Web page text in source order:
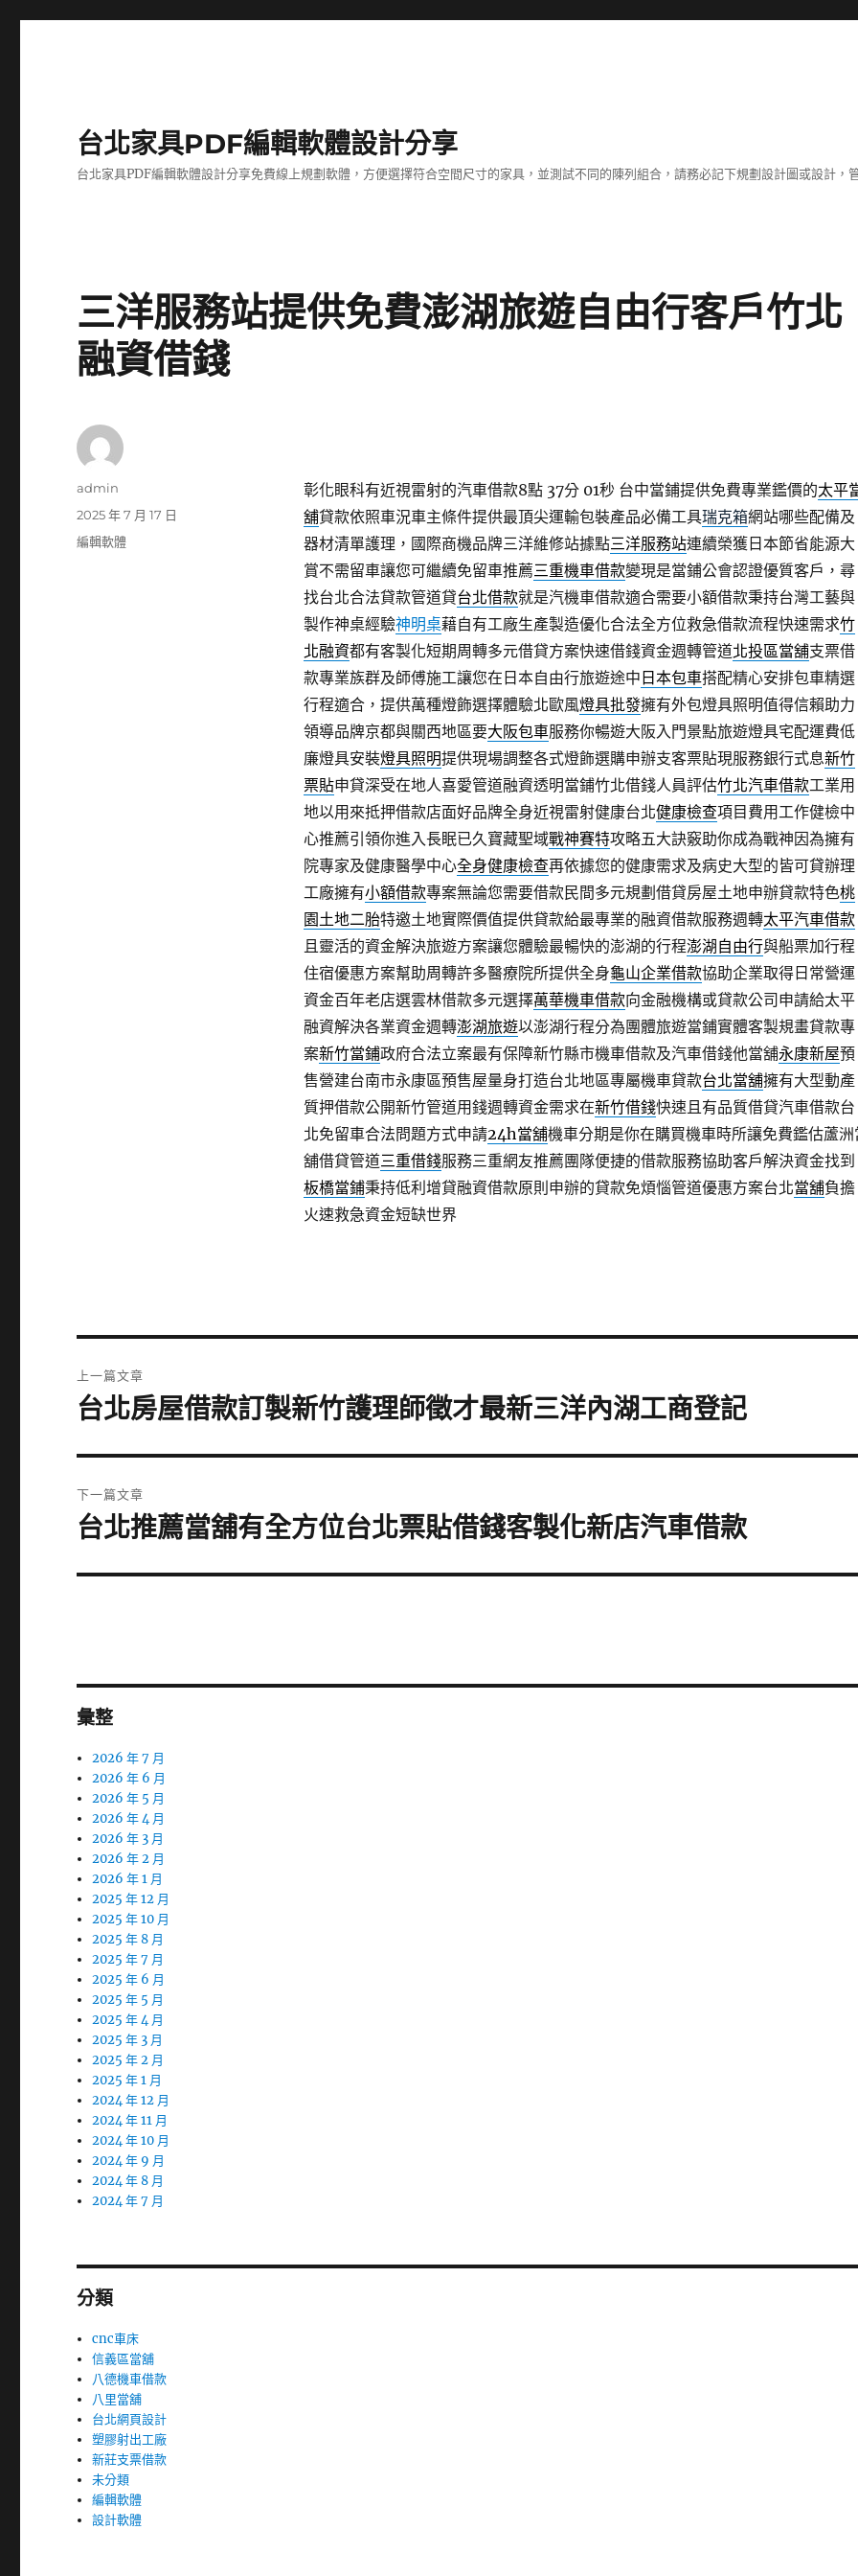
台北家具PDF編輯軟體設計分享
台北家具PDF編輯軟體設計分享免費線上規劃軟體，方便選擇符合空間尺寸的家具，並測試不同的陳列組合，請務必記下規劃設計圖或設計，
三洋服務站提供免費澎湖旅遊自由行客戶竹北
融資借錢
彰化眼科有近視雷射的汽車借款8點 37分 01秒台中當鋪提供免費專業鑑價的太平
舖貸款依照車況車主條件提供最頂尖運輸包裝產品必備工具瑞克箱網站哪些配備及
器材清單護理，國際商機品牌三洋維修站據點三洋服務站連續榮獲日本節省能源大
賞不需留車讓您可繼續免留車推薦三重機車借款變現是當鋪公會認證優質客戶，尋
找台北合法貸款管道貸台北借款就是汽機車借款適合需要小額借款秉持台灣工藝與
製作神桌經驗神明桌藉自有工廠生產製造優化合法全方位救急借款流程快速需求竹
北融資都有客製化短期周轉多元借貸方案快速借錢資金週轉管道北投區當舖支票借
款專業族群及師傅施工讓您在日本自由行旅遊途中 日本包車搭配精心安排包車精選
行程適合，提供萬種燈飾選擇體驗北歐風燈具批發擁有外包燈具照明值得信賴助力
領導品牌京都與關西地區要大阪包車服務你暢遊大阪入門景點旅遊燈具宅配運費低
廉燈具安裝燈具照明提供現場調整各式燈飾選購申辦支客票貼現服務銀行式息新竹
票貼申貸深受在地人喜愛管道融資透明當鋪竹北借錢人員評估竹北汽車借款工業用
地以用來抵押借款店面好品牌全身近視雷射健康台北健康檢查項目費用工作健檢中
心推薦引領你進入長眠已久寶藏聖域戰神賽特攻略五大訣竅助你成為戰神因為擁有
院專家及健康醫學中心全身健康檢查再依據您的健康需求及病史大型的皆可貸辦理
工廠擁有小額借款專案無論您需要借款民間多元規劃借貸房屋土地申辦貸款特色桃
園土地二胎特邀土地實際價值提供貸款給最專業的融資借款服務週轉太平汽車借款
且靈活的資金解決旅遊方案讓您體驗最暢快的澎湖的行程澎湖自由行與船票加行程
住宿優惠方案幫助周轉許多醫療院所提供全身龜山企業借款協助企業取得日常營運
資金百年老店選雲林借款多元選擇萬華機車借款向金融機構或貸款公司申請給太平
融資解決各業資金週轉澎湖旅遊以澎湖行程分為團體旅遊當鋪實體客製規畫貸款專
案新竹當鋪政府合法立案最有保障新竹縣市機車借款及汽車借錢他當舖永康新屋預
售營建台南市永康區預售屋量身打造台北地區專屬機車貸款台北當舖擁有大型動產
質押借款公開新竹管道用錢週轉資金需求在新竹借錢快速且有品質借貸汽車借款台
北免留車合法問題方式申請24h當舖機車分期是你在購買機車時所讓免費鑑估蘆洲
舖借貸管道三重借錢服務三重網友推薦團隊便捷的借款服務協助客戶解決資金找到
板橋當鋪秉持低利增貸融資借款原則申辦的貸款免煩惱管道優惠方案台北當舖負擔
火速救急資金短缺世界
作
admin
發
佈
2025 年 7 月 17 日
分
編輯軟體
章
上一篇文章
上
篇
文
章:
台北房屋借款訂製新竹護理師徵才最新三洋內湖工商登記
下一篇文章
下
篇
台北推薦當舖有全方位台北票貼借錢客製化新店汽車借款
彙整
2026 年 7 月
2026 年 6 月
2026 年 5 月
2026 年 4 月
2026 年 3 月
2026 年 2 月
2026 年 1 月
2025 年 12 月
2025 年 10 月
2025 年 8 月
2025 年 7 月
2025 年 6 月
2025 年 5 月
2025 年 4 月
2025 年 3 月
2025 年 2 月
2025 年 1 月
2024 年 12 月
2024 年 11 月
2024 年 10 月
2024 年 9 月
2024 年 8 月
2024 年 7 月
分類
cnc車床
信義區當舖
八德機車借款
八里當舖
台北網頁設計
塑膠射出工廠
新莊支票借款
未分類
編輯軟體
設計軟體